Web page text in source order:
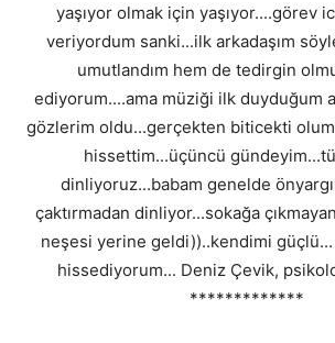
yaşıyor olmak için yaşıyor....görev
veriyordum sanki...ilk arkadaşım
umutlandım hem de tedirgin
ediyorum....ama müziği ilk duyduğum
gözlerim oldu...gerçekten biticekti
hissettim...üçüncü
dinliyoruz...babam genelde
çaktırmadan dinliyor...sokağa
neşesi yerine geldi))..kendimi
hissediyorum... Deniz Çevik,
*************